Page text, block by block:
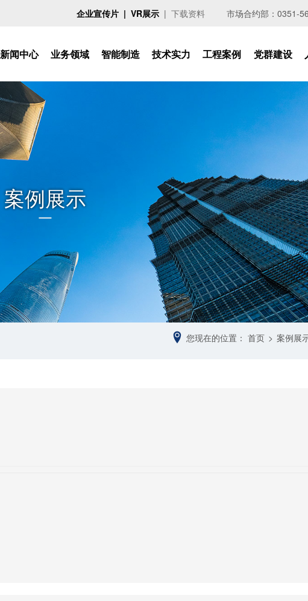
企业宣传片| VR展示| 下载资料市场合约部：0351-
新闻中心 业务领域 智能制造 技术实力 工程案例 党群建设
案例展示
您现在的位置： 首页 > 案例展